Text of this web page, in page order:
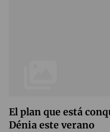
El plan que está
Dénia este verano